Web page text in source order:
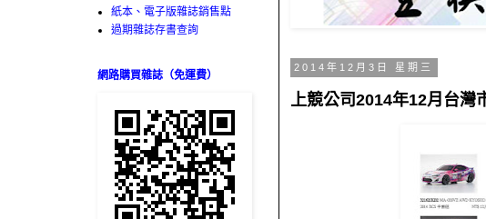
2014年12月3日 星期三
上競公司2014年12月台灣
紙本、電子版雜誌銷售點
過期雜誌存書查詢
網路購買雜誌（免運費）